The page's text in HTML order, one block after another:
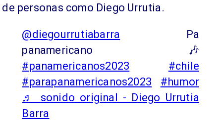
de personas como Diego Urrutia.
@diegourrutiabarra Pa
panamericano 🎶
#panamericanos2023
#chile
#parapanamericanos2023
#humor
♬ sonido original - Diego Urrutia
Barra